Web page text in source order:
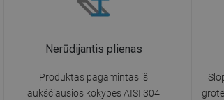
Nerūdijantis plienas
Produktas pagamintas iš
aukščiausios kokybės AISI 304